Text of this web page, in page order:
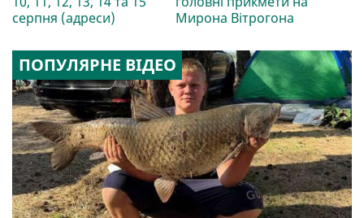
серпня (адреси)
Мирона Вітрогона
ПОПУЛЯРНЕ ВІДЕО